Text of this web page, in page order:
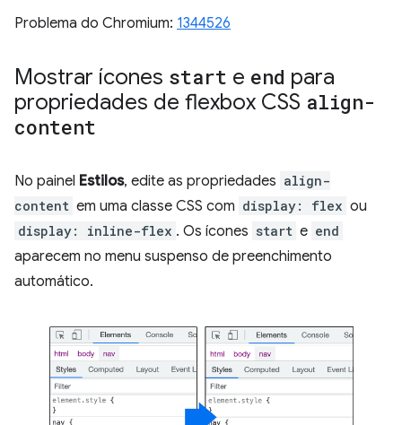
Problema do Chromium: 1344526
Mostrar ícones start e end para
propriedades de flexbox CSS align-
content
No painel Estilos, edite as propriedades align-
content em uma classe CSS com display: flex ou
display: inline-flex . Os ícones start e end
aparecem no menu suspenso de preenchimento
automático.